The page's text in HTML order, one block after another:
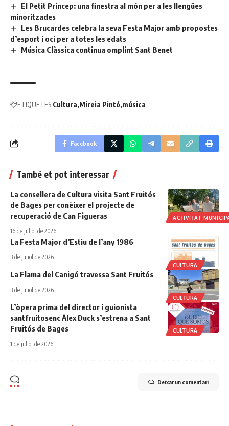
El Petit Príncep: una finestra al món per a les llengües
minoritzades
Les Brucardes celebra la seva Festa Major amb propostes
d’esport i oci per a totes les edats
Música Clàssica continua omplint Sant Benet
ETIQUETES Cultura Mireia Pintó música
Facebook
També et pot interessar
ACTIVITAT
La consellera de Cultura visita Sant Fruitós
de Bages per conèixer el projecte de
recuperació de Can Figueras
16 de juliol de 2026
CULTURA
La Festa Major d’Estiu de l’any 1986
3 de juliol de 2026
CULTURA
La Flama del Canigó travessa Sant Fruitós
3 de juliol de 2026
CULTURA
L’òpera prima del director i guionista
santfruitosenc Àlex Duck s’estrena a Sant
Fruitós de Bages
1 de juliol de 2026
Deixar un comentari